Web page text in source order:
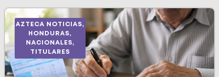
AZTECA NOTICIAS,
HONDURAS,
NACIONALES,
TITULARES